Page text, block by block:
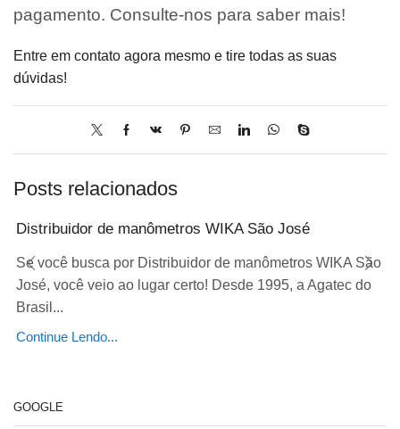
pagamento. Consulte-nos para saber mais!
Entre em contato agora mesmo e tire todas as suas
dúvidas!
Posts relacionados
Distribuidor de manômetros WIKA São José
Se você busca por Distribuidor de manômetros WIKA São
José, você veio ao lugar certo! Desde 1995, a Agatec do
Brasil...
Continue Lendo...
GOOGLE